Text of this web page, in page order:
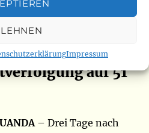
Impressum
vorsätzliche
zwei Toten,
– während
auf 51
– Drei Tage nach